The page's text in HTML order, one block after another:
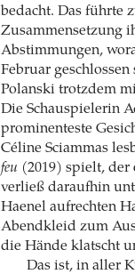
bedacht. Das führte
Zusammensetzung
Abstimmungen,
Februar
Polanski trotzdem
Die Schauspielerin
prominenteste
Céline Sciammas
feu (2019) spielt, der
verließ daraufhin
Haenel aufrechten
Abendkleid zum
die Hände klatscht
Das ist, in aller